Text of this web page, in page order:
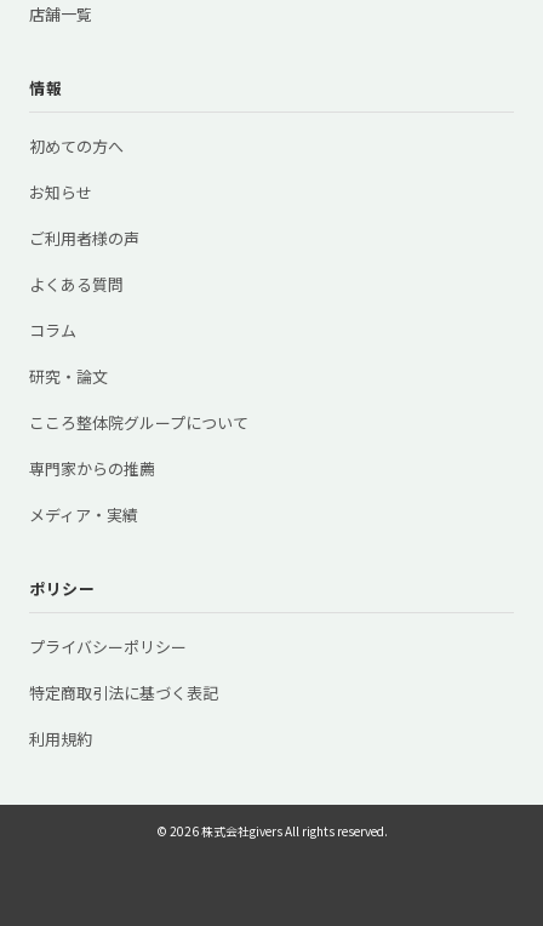
店舗一覧
情報
初めての方へ
お知らせ
ご利用者様の声
よくある質問
コラム
研究・論文
こころ整体院グループについて
専門家からの推薦
メディア・実績
ポリシー
プライバシーポリシー
特定商取引法に基づく表記
利用規約
© 2026 株式会社givers All rights reserved.